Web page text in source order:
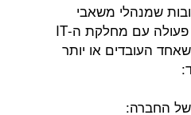
שמנהלי משאבי
האנוש יכולים לנקוט בשיתוף פעולה עם מחלקת ה-IT
העובדים או יותר